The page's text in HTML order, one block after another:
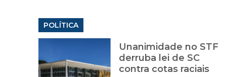
POLÍTICA
Unanimidade no STF
derruba lei de SC
contra cotas raciais